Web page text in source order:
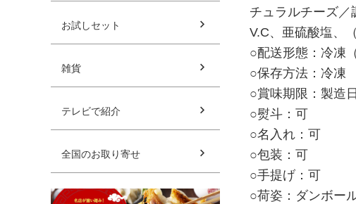
お試しセット
雑貨
テレビで紹介
全国のお取り寄せ
チュラルチーズ／
V.C、亜硫酸塩、
○配送形態：冷凍
○保存方法：冷凍
○賞味期限：製造
○熨斗：可
○名入れ：可
○包装：可
○手提げ：可
○荷姿：ダンボー